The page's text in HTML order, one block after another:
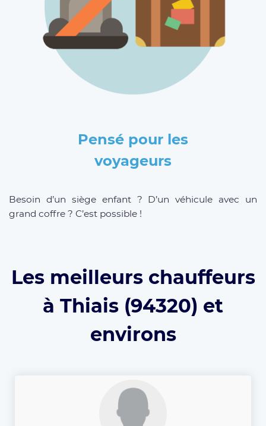
Pensé pour les
voyageurs
Besoin d’un siège enfant ? D’un véhicule avec un
grand coffre ? C’est possible !
Les meilleurs chauffeurs
à Thiais (94320) et
environs